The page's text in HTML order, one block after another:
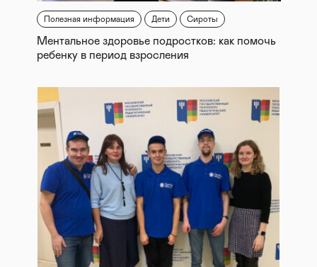
Полезная информация Дети Сироты
Ментальное здоровье подростков: как помочь
ребенку в период взросления